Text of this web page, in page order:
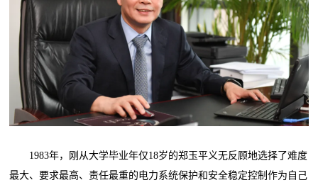
1983年，刚从大学毕业年仅18岁的郑玉平义无反顾地选择了难度
最大、要求最高、责任最重的电力系统保护和安全稳定控制作为自己